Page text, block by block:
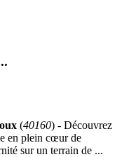
(40160) - Découvrez
en plein cœur de
sur un terrain de ...